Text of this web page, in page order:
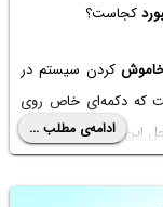
کجاست؟
کردن سیستم در
که دکمه‌ای خاص روی
این دکمه می‌پردازیم.
ادامه‌ی مطلب ...